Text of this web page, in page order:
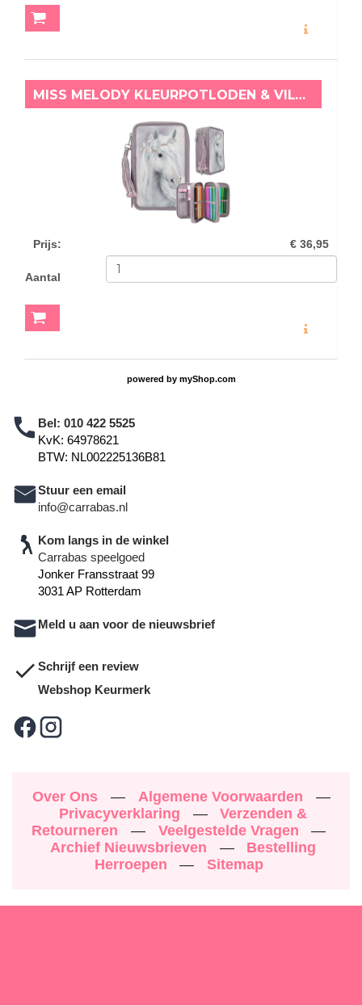
MISS MELODY KLEURPOTLODEN & VILTSTIFTEN ETUI FANTASY HORSES
Prijs: € 36,95
Aantal
powered by myShop.com
Bel: 010 422 5525
KvK: 64978621
BTW: NL002225136B81
Stuur een email
info@carrabas.nl
Kom langs in de winkel
Carrabas speelgoed
Jonker Fransstraat 99
3031 AP Rotterdam
Meld u aan voor de nieuwsbrief
Schrijf een review
Webshop Keurmerk
Over Ons — Algemene Voorwaarden
—
Privacyverklaring
—
Verzenden &
Retourneren
— Veelgestelde Vragen
—
Archief Nieuwsbrieven
—
Bestelling
Herroepen
— Sitemap